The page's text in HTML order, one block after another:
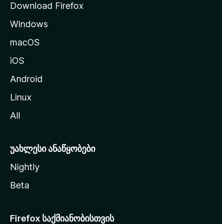
ზ
ე
დ
ა
ლ
Download Firefox
Windows
macOS
iOS
Android
Linux
All
უახლესი ანაწყობები
Nightly
Beta
Firefox საქმიანობისთვის